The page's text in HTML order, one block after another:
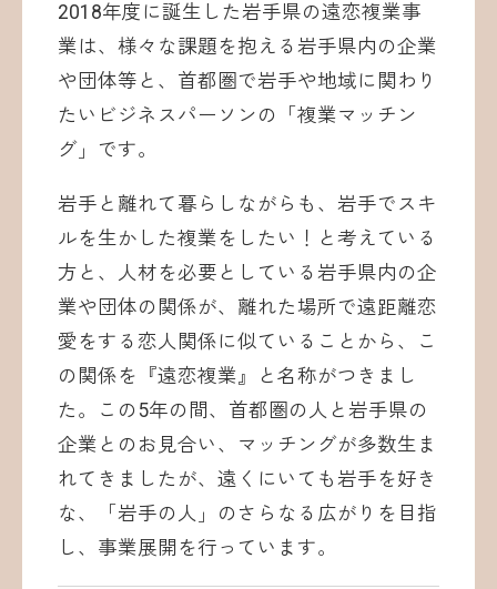
2018年度に誕生した岩手県の遠恋複業事
業は、様々な課題を抱える岩手県内の企業
や団体等と、首都圏で岩手や地域に関わり
たいビジネスパーソンの「複業マッチン
グ」です。
岩手と離れて暮らしながらも、岩手でスキ
ルを生かした複業をしたい！と考えている
方と、人材を必要としている岩手県内の企
業や団体の関係が、離れた場所で遠距離恋
愛をする恋人関係に似ていることから、こ
の関係を『遠恋複業』と名称がつきまし
た。この5年の間、首都圏の人と岩手県の
企業とのお見合い、マッチングが多数生ま
れてきましたが、遠くにいても岩手を好き
な、「岩手の人」のさらなる広がりを目指
し、事業展開を行っています。